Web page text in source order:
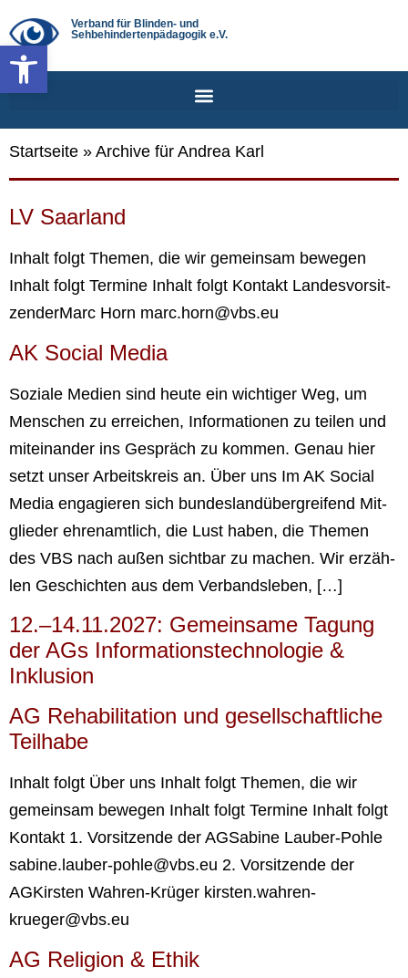
Werkzeugleiste öffnen
Verband für Blinden- und
Sehbehindertenpädagogik e.V.
Startseite » Archive für Andrea Karl
LV Saar­land
Inhalt folgt The­men, die wir gemein­sam bewe­gen
Inhalt folgt Ter­mi­ne Inhalt folgt Kon­takt Lan­des­vor­sit­
zen­derMarc Horn marc.horn@vbs.eu
AK Social Media
Sozia­le Medi­en sind heu­te ein wich­ti­ger Weg, um
Men­schen zu errei­chen, Infor­ma­tio­nen zu tei­len und
mit­ein­an­der ins Gespräch zu kom­men. Genau hier
setzt unser Arbeits­kreis an. Über uns Im AK Social
Media enga­gie­ren sich bun­des­land­über­grei­fend Mit­
glie­der ehren­amt­lich, die Lust haben, die The­men
des VBS nach außen sicht­bar zu machen. Wir erzäh­
len Geschich­ten aus dem Ver­bands­le­ben, […]
12.–14.11.2027: Gemein­sa­me Tagung
der AGs Infor­ma­ti­ons­tech­no­lo­gie &
Inklu­si­on
AG Reha­bi­li­ta­ti­on und gesell­schaft­li­che
Teil­ha­be
Inhalt folgt Über uns Inhalt folgt The­men, die wir
gemein­sam bewe­gen Inhalt folgt Ter­mi­ne Inhalt folgt
Kon­takt 1. Vor­sit­zen­de der AGSabi­ne Lau­­ber-Poh­­le
sabine.lauber-pohle@vbs.eu 2. Vor­sit­zen­de der
AGKirs­ten Wah­­ren-Krü­­ger kirsten.wahren-
krueger@vbs.eu
AG Reli­gi­on & Ethik